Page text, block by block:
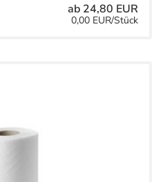
ab 24,80 EUR
0,00 EUR/Stück